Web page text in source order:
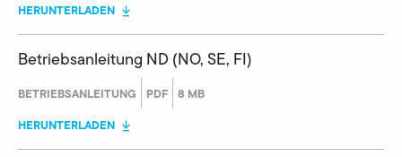
HERUNTERLADEN
Betriebsanleitung ND (NO, SE, FI)
BETRIEBSANLEITUNG PDF 8 MB
HERUNTERLADEN